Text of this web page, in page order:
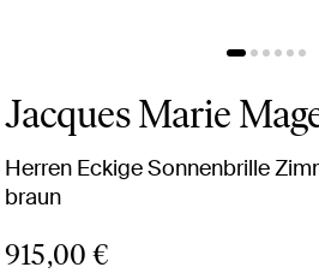
Jacques Marie
Herren Eckige Sonnenbrille
braun
915,00 €